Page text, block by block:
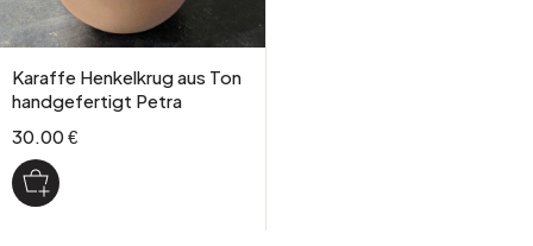
Karaffe Henkelkrug aus Ton
handgefertigt Petra
30.00 €